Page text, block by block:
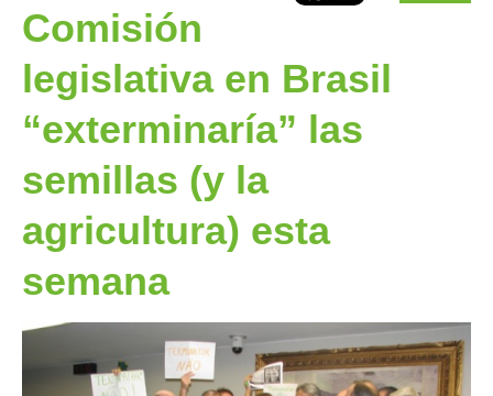
Comisión
legislativa en Brasil
“exterminaría” las
semillas (y la
agricultura) esta
semana